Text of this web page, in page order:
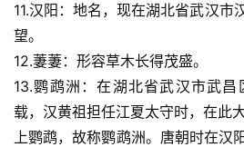
11.汉阳：地名，现在湖北省武汉市
望。
12.萋萋：形容草木长得茂盛。
13.鹦鹉洲：在湖北省武汉市武
载，汉黄祖担任江夏太守时，在此
上鹦鹉，故称鹦鹉洲。唐朝时在汉